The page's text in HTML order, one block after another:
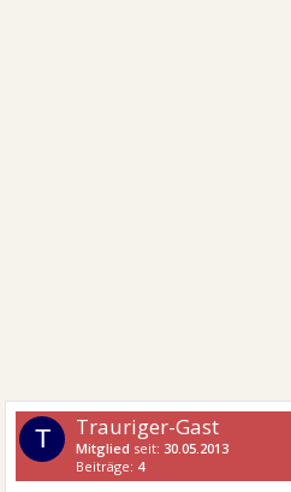
T Trauriger-Gast
Mitglied seit:30.05.2013
Beiträge: 4